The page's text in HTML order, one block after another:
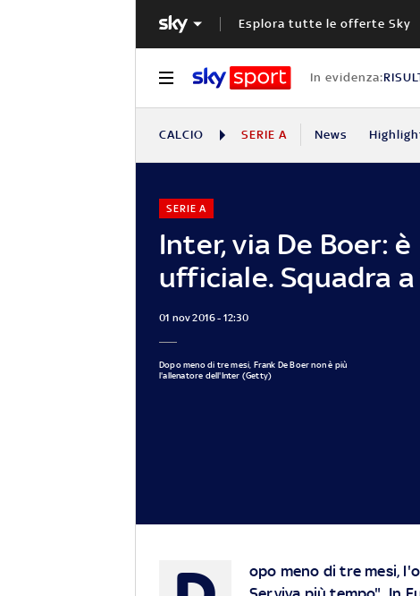
Esplora tutte le offerte Sky
In evidenza:
CALCIO SERIE A News
Inter, via De Boer: è
ufficiale. Squadra a
SERIE A
01 nov 2016 - 12:30
Dopo meno di tre mesi, Frank De Boer non è più
l'allenatore dell'Inter (Getty)
opo meno di tre mesi,